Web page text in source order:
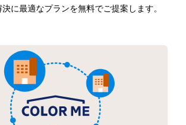
に最適なプランを無料でご提案します。